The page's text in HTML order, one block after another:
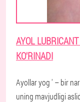
AYOL
KO'RINADI
Ayollar yog ' – bir
uning mavjudligi